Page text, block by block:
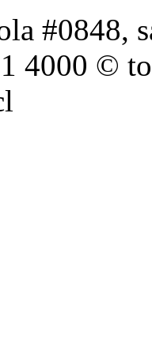
#0848,
4000 ©